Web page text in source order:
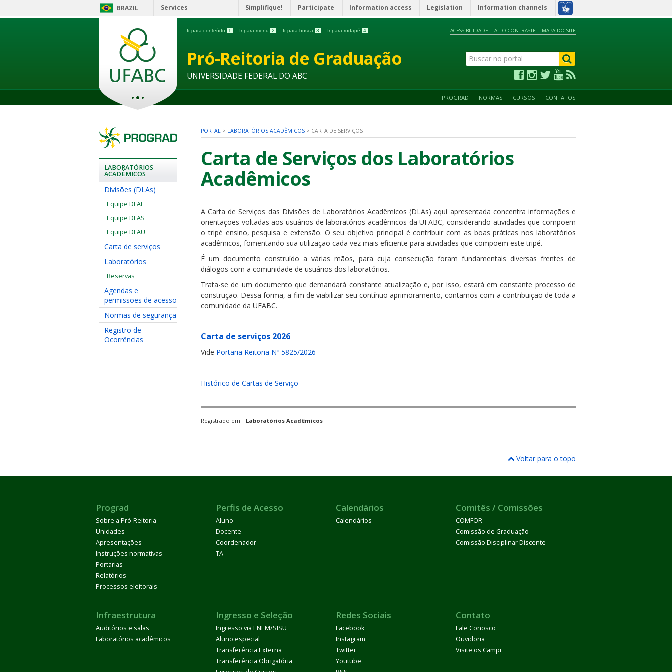
BRAZIL Services Simplifique! Participate Information access Legislation Information channels
Ir para conteúdo 1 Ir para menu 2 Ir para busca 3 Ir para rodapé 4 ACESSIBILIDADE ALTO CONTRASTE MAPA DO SITE
Pró-Reitoria de Graduação
UNIVERSIDADE FEDERAL DO ABC
PROGRAD NORMAS CURSOS CONTATOS
LABORATÓRIOS
ACADÊMICOS
Divisões (DLAs)
Equipe DLAI
Equipe DLAS
Equipe DLAU
Carta de serviços
Laboratórios
Reservas
Agendas e
permissões de acesso
Normas de segurança
Registro de
Ocorrências
PORTAL > LABORATÓRIOS ACADÊMICOS > CARTA DE SERVIÇOS
Carta de Serviços dos Laboratórios
Acadêmicos
A Carta de Serviços das Divisões de Laboratórios Acadêmicos (DLAs) aqui apresentada concentra informações e
orientações voltadas aos usuários de laboratórios acadêmicos da UFABC, considerando atividades que compõem
o tripé ensino, pesquisa e extensão. O seu objetivo principal é contribuir com as boas práticas nos laboratórios
acadêmicos, fomentando sua utilização cada vez mais eficiente para atividades que compõem este tripé.
É um documento construído a várias mãos, para cuja consecução foram fundamentais diversas frentes de
diálogos com a comunidade de usuários dos laboratórios.
Trata-se de um documento que demandará constante atualização e, por isso, estará em constante processo de
construção. Dessa forma, a fim de viabilizar seu contínuo aprimoramento, contamos com a contribuição de toda a
comunidade da UFABC.
Carta de serviços 2026
Vide Portaria Reitoria Nº 5825/2026
Histórico de Cartas de Serviço
Registrado em: Laboratórios Acadêmicos
Voltar para o topo
Prograd
Sobre a Pró-Reitoria
Unidades
Apresentações
Instruções normativas
Portarias
Relatórios
Processos eleitorais
Perfis de Acesso
Aluno
Docente
Coordenador
TA
Calendários
Calendários
Comitês / Comissões
COMFOR
Comissão de Graduação
Comissão Disciplinar Discente
Infraestrutura
Auditórios e salas
Laboratórios acadêmicos
Ingresso e Seleção
Ingresso via ENEM/SISU
Aluno especial
Transferência Externa
Transferência Obrigatória
Redes Sociais
Facebook
Instagram
Twitter
Youtube
Contato
Fale Conosco
Ouvidoria
Visite os Campi